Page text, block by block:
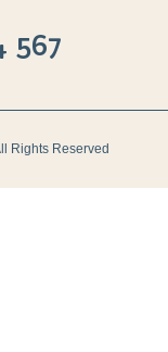
567
Rights Reserved